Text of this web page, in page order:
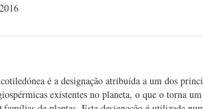
é a designação atribuída a um dos
existentes no planeta, o que o torna